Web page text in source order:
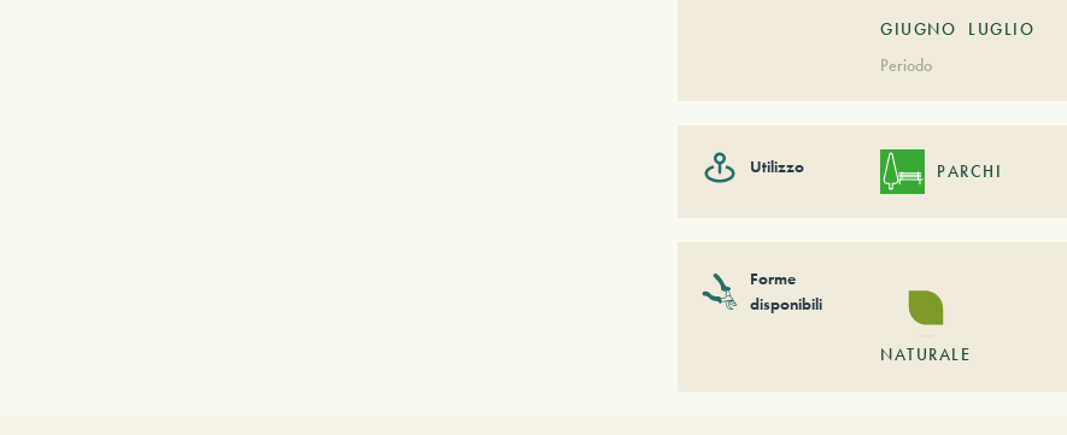
GIUGNO
LUGLIO
Periodo
Utilizzo PARCHI
Forme
disponibili
NATURALE